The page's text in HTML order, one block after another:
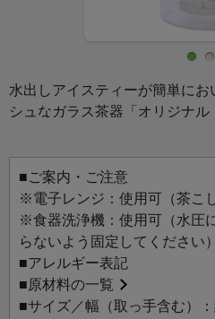
水出しアイスティーが簡単にお
シュなガラス茶器「オリジナ
ハーフサイズに、ネイビーの
一人で楽しむのにぴったりな容
いろいろな種類のお茶を少しず
め。
耐熱ガラス製なので、ホット
す。
茶こし、フタは「オリジナル
通です。
■ご案内・ご注意
※電子レンジ：使用可（茶こ
※食器洗浄機：使用可（水圧
らないよう固定してください）
■アレルギー表記
■原材料の一覧
■サイズ／幅（取っ手含む）